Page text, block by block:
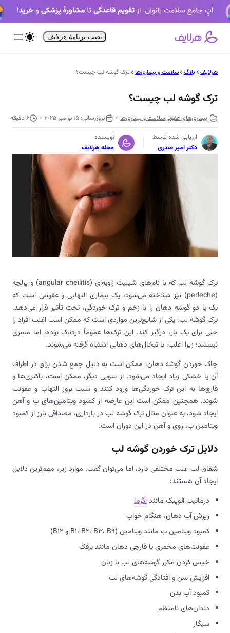
رفتن
به
نصب برنامۀ هرلایف
هرلایف بلاگ سلامت و بیماری‌ها ترک گوشه لب چیست؟
ترک گوشه لب چیست؟
بیماری‌های عفونیسلامت و بیماری‌ها 15 نوامبر 2025
6 دقیقه
ارزیابی شده توسط
دکتر امیر صدری
نویسنده
مجله هرلایف
ترک گوشه لب که با نام‌های شیلیت زاویه‌ای (angular
cheilitis) و پرلچه
(perleche) نیز شناخته می‌شود، یک بیماری التهابی و عفونتی است که
یک یا دو گوشه دهان را با زخم‌ و ترک خوردگی، تحت تأثیر قرار می‌دهد.
ترک گوشه لب، یکی از شایع‌ترین مواردی است که ممکن است اغلب افراد را
حتی برای یک بار، درگیر کند. این ترک‌ها عموماً دردناک بوده، اما مسری
نیستند؛ زیرا اغلب، با تبخال‌های دهانی اشتباه گرفته می‌شوند.
چاک خوردن گوشه دهان، ممکن است به دلیل جمع شدن بزاق در اطراف
آن یا خشکی زیاد ایجاد می‌شود. از سویی دیگر، ممکن است، باکتری‌ها و
قارچ‌ها به این ترک خوردگی‌ها ورود کنند و سبب بروز التهاب و عفونت
شوند. همچنین ممکن است این عارضه از کمبود ویتامین‌های ب و آهن
ایجاد شود، به عنوان مثال ترک گوشه لب در بارداری، مصداقی بارز از کمبود
ویتامین ب، روی و آهن در این دوران است.
دلایل ترک خوردن گوشه لب
شقاق لب علت مختلفی دارد، اما می‌توان گفت، موارد زیر، مهم‌ترین دلایل
ایجاد آن هستند:
درماتیت آتوپیک ماننداگزما
ریزش آب دهان، هنگام خواب
کمبود ویتامین ب مانند ویتامین (B1، B2، B3، B9 و B12)
عفونت‌های مخمری یا قارچی دهان مانند برفک
خیس کردن مکرر گوشه‌های لب با زبان
افزایش سن و افتادگی گوشه‌های لب
کمبود آب بدن
دندان‌های نامنظم
سیگار